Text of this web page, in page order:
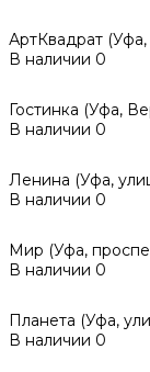
АртКвадрат
В наличии 0
Гостинка (Уфа,
В наличии 0
Ленина (Уфа,
В наличии 0
Мир (Уфа,
В наличии 0
Планета (Уфа,
В наличии 0